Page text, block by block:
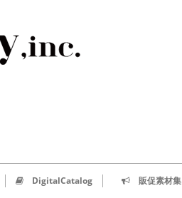
DigitalCatalog 販促素材集